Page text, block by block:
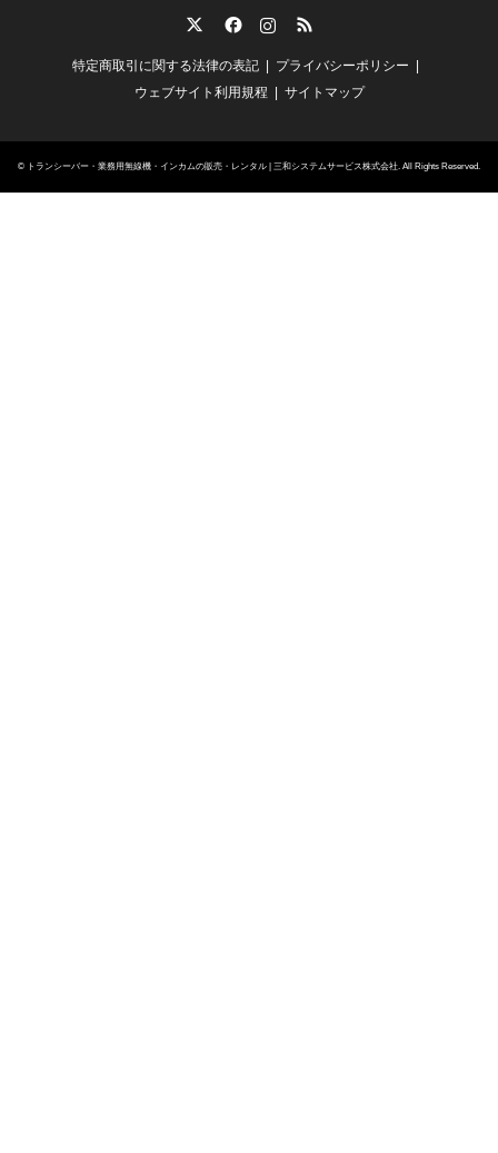
RSS
特定商取引に関する法律の表記
プライバシーポリシー
ウェブサイト利用規程
サイトマップ
© トランシーバー・業務用無線機・インカムの販売・レンタル | 三和システムサービス株式会社. All Rights Reserved.